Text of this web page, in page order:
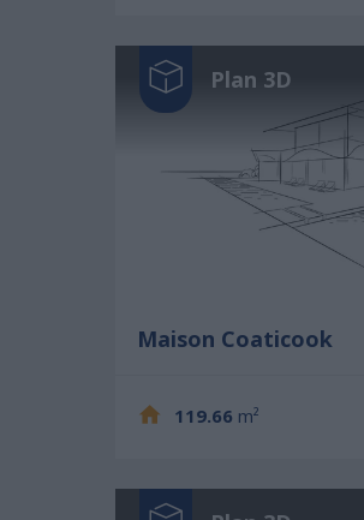
Plan 3D
Maison Coaticook
119.66 m²